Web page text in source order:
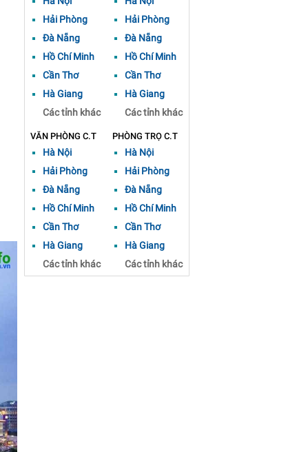
Hải Phòng
Đà Nẵng
Hồ Chí Minh
Cần Thơ
Hà Giang
Các tỉnh khác
Hải Phòng
Đà Nẵng
Hồ Chí Minh
Cần Thơ
Hà Giang
Các tỉnh khác
VĂN PHÒNG C.T
Hà Nội
Hải Phòng
Đà Nẵng
Hồ Chí Minh
Cần Thơ
Hà Giang
Các tỉnh khác
PHÒNG TRỌ C.T
Hà Nội
Hải Phòng
Đà Nẵng
Hồ Chí Minh
Cần Thơ
Hà Giang
Các tỉnh khác